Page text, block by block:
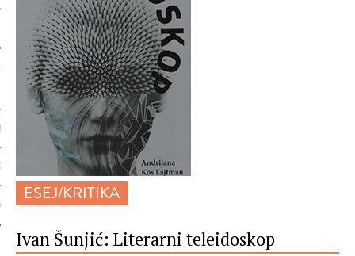
ESEJ/KRITIKA
Ivan Šunjić: Literarni teleidoskop